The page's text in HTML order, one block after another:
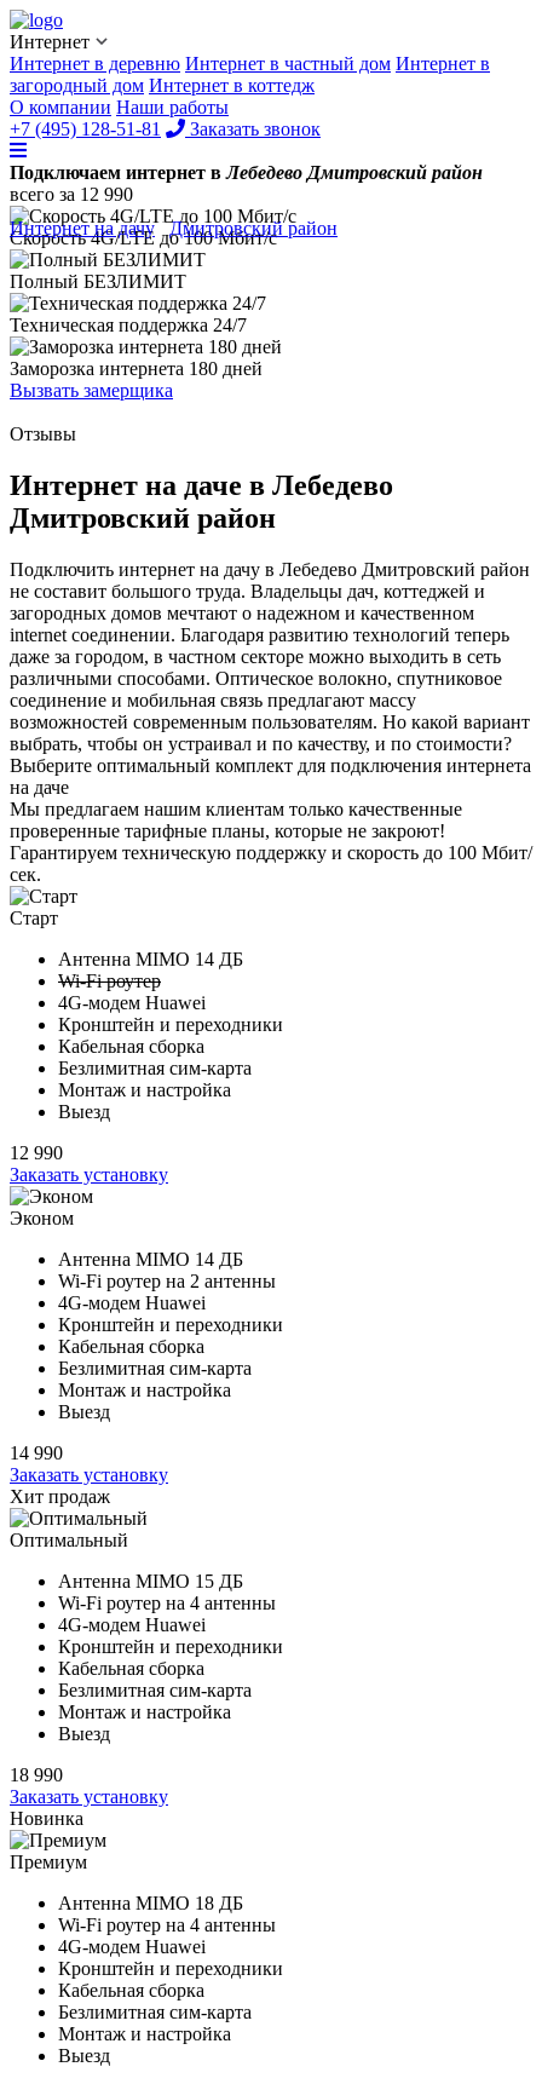
Интернет
Интернет в деревню Интернет в частный дом Интернет в
загородный дом Интернет в коттедж
О компании Наши работы
+7 (495) 128-51-81
Заказать звонок
Интернет на дачу/ Дмитровский район
Подключаем интернет вЛебедево Дмитровский район
всего за 12 990
Скорость 4G/LTE до100 Мбит/с
Полный БЕЗЛИМИТ
Техническая поддержка 24/7
Заморозка интернета 180 дней
Вызвать замерщика
Отзывы
Интернет на даче в Лебедево
Дмитровский район
Подключить интернет на дачу в Лебедево Дмитровский район
не составит большого труда. Владельцы дач, коттеджей и
загородных домов мечтают о надежном и качественном
internet соединении. Благодаря развитию технологий теперь
даже за городом, в частном секторе можно выходить в сеть
различными способами. Оптическое волокно, спутниковое
соединение и мобильная связь предлагают массу
возможностей современным пользователям. Но какой вариант
выбрать, чтобы он устраивал и по качеству, и по стоимости?
Выберите оптимальный комплект для подключения интернета
на даче
Мы предлагаем нашим клиентам только качественные
проверенные тарифные планы, которые не закроют!
Гарантируем техническую поддержку и скорость до 100 Мбит/
сек.
Старт
Антенна MIMO 14 ДБ
Wi-Fi роутер
4G-модем Huawei
Кронштейн и переходники
Кабельная сборка
Безлимитная сим-карта
Монтаж и настройка
Выезд
12 990
Заказать установку
Эконом
Антенна MIMO 14 ДБ
Wi-Fi роутер на 2 антенны
4G-модем Huawei
Кронштейн и переходники
Кабельная сборка
Безлимитная сим-карта
Монтаж и настройка
Выезд
14 990
Заказать установку
Хит продаж
Оптимальный
Антенна MIMO 15 ДБ
Wi-Fi роутер на 4 антенны
4G-модем Huawei
Кронштейн и переходники
Кабельная сборка
Безлимитная сим-карта
Монтаж и настройка
Выезд
18 990
Заказать установку
Новинка
Премиум
Антенна MIMO 18 ДБ
Wi-Fi роутер на 4 антенны
4G-модем Huawei
Кронштейн и переходники
Кабельная сборка
Безлимитная сим-карта
Монтаж и настройка
Выезд